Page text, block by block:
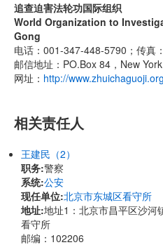
追查迫害法轮功国际组织
World Organization to
Gong
电话：001-347-448-5790；传真
邮信地址：PO.Box 84，New
网址： http://www.zhuichaguoji.org
相关责任人
王建民（2）
职务:警察
系统:公安
现任单位:北京市东城区看守所
地址:地址1：北京市昌平区沙河
看守所
邮编：102206